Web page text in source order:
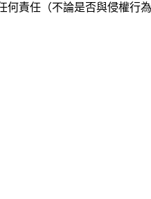
責任（不論是否與侵權行